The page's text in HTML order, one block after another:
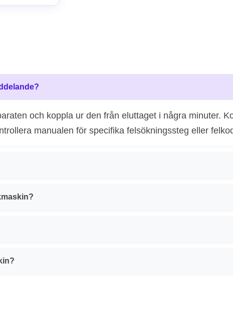
och koppla ur den från eluttaget i några minuter.
manualen för specifika felsökningssteg eller